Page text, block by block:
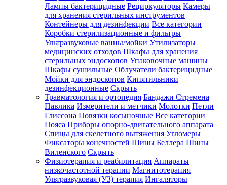
Лампы бактерицидные Рециркуляторы Камеры
для хранения стерильных инструментов
Контейнеры для дезинфекции Все категории
Коробки стерилизационные и фильтры
Ультразвуковые ванны/мойки Утилизаторы
медицинских отходов Шкафы для хранения
стерильных эндоскопов Упаковочные машины
Шкафы сушильные Облучатели бактерицидные
Мойки для эндоскопов Кипятильники
дезинфекционные Скрыть
Травматология и ортопедия Бандажи Стремена
Павлика Измерители и метчики Молотки Петли
Глиссона Повязки косыночные Все категории
Пояса Приборы опорно-двигательного аппарата
Спицы для скелетного вытяжения Угломеры
Фиксаторы конечностей Шины Беллера Шины
Виленского Скрыть
Физиотерапия и реабилитация Аппараты
низкочастотной терапии Магнитотерапия
Ультразвуковая (УЗ) терапия Ингаляторы